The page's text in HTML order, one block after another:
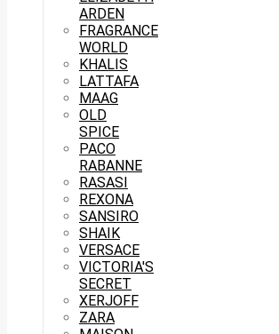
ARDEN
FRAGRANCE
WORLD
KHALIS
LATTAFA
MAAG
OLD
SPICE
PACO
RABANNE
RASASI
REXONA
SANSIRO
SHAIK
VERSACE
VICTORIA'S
SECRET
XERJOFF
ZARA